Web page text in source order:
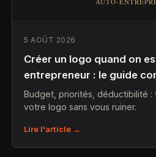
5 AOÛT 2026
Créer un logo quand on
entrepreneur : le guide
Budget, priorités, déductibilité
votre logo sans vous ruiner.
Lire l'article →